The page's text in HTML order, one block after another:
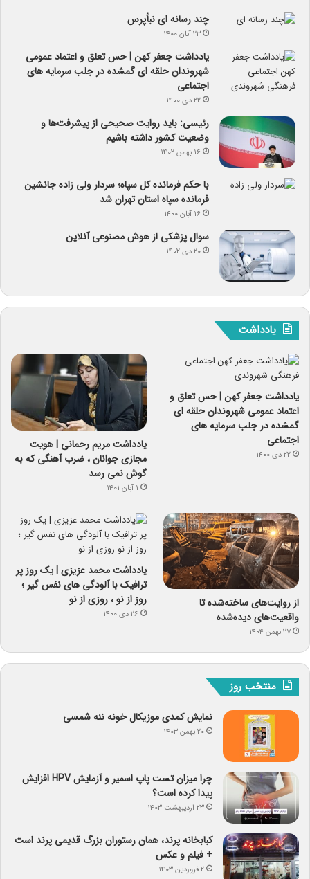
چند رسانه ای نبأپرس
۲۳ آبان ۱۴۰۰
یادداشت جعفر کهن | حس تعلق و اعتماد عمومی
شهروندان حلقه ای گمشده در جلب سرمایه های
اجتماعی
۲۲ دی ۱۴۰۰
رئیسی: باید روایت صحیحی از پیشرفت‌ها و
وضعیت کشور داشته باشیم
۱۶ بهمن ۱۴۰۲
با حکم فرمانده کل سپاه؛ سردار ولی زاده جانشین
فرمانده سپاه استان تهران شد
۱۶ آبان ۱۴۰۰
سوال پزشکی از هوش مصنوعی آنلاین
۲۰ دی ۱۴۰۲
یادداشت
یادداشت جعفر کهن | حس تعلق و
اعتماد عمومی شهروندان حلقه ای
گمشده در جلب سرمایه های
اجتماعی
۲۲ دی ۱۴۰۰
یادداشت مریم رحمانی | هویت
مجازی جوانان ، ضرب آهنگی که به
گوش نمی رسد
۱ آبان ۱۴۰۱
از روایت‌های ساخته‌شده تا
واقعیت‌های دیده‌شده
۲۷ بهمن ۱۴۰۴
یادداشت محمد عزیزی | یک روز پر
ترافیک با آلودگی های نفس گیر ؛
روز از نو ، روزی از نو
۲۶ دی ۱۴۰۰
منتخب روز
نمایش کمدی موزیکال خونه ننه شمسی
۲۰ بهمن ۱۴۰۳
چرا میزان تست پاپ اسمیر و آزمایش HPV افزایش
پیدا کرده است؟
۲۳ اردیبهشت ۱۴۰۳
کبابخانه پرند، همان رستوران بزرگ قدیمی پرند است
+ فیلم و عکس
۲ فروردین ۱۴۰۳